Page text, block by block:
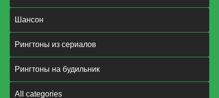
Шансон
Рингтоны из сериалов
Рингтоны на будильник
All categories